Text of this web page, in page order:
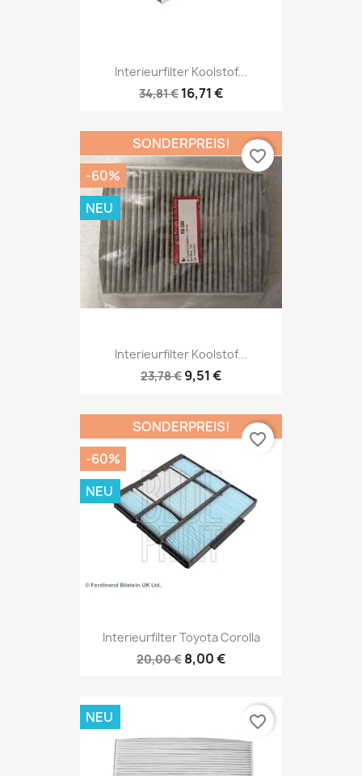
Interieurfilter Koolstof...
34,81 € 16,71 €
Interieurfilter Koolstof...
23,78 € 9,51 €
SONDERPREIS!
-60%
NEU
favorite_border
Interieurfilter Toyota Corolla
20,00 € 8,00 €
SONDERPREIS!
-60%
NEU
favorite_border
NEU favorite_border